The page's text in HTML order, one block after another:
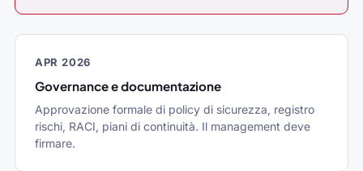
APR 2026
Governance e documentazione
Approvazione formale di policy di sicurezza, registro
rischi, RACI, piani di continuità. Il management deve
firmare.